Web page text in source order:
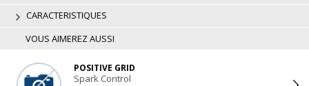
CARACTERISTIQUES
VOUS AIMEREZ AUSSI
POSITIVE GRID
Spark Control